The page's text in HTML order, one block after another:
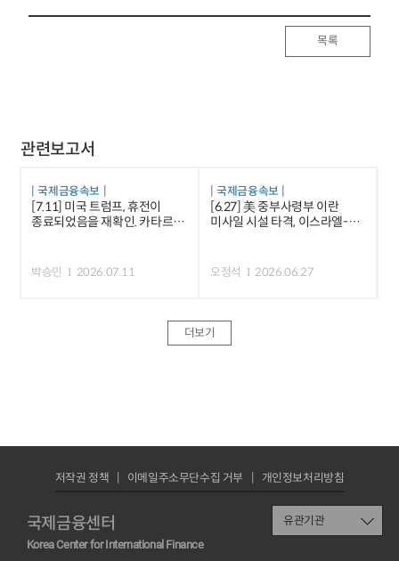
목록
관련보고서
국제금융속보
[7.11] 미국 트럼프, 휴전이
종료되었음을 재확인. 카타르 등
박승민 2026.07.11
국제금융속보
[6.27] 美 중부사령부 이란
미사일 시설 타격, 이스라엘-
오정석 2026.06.27
더보기
국제금융센터
Korea Center for International Finance
저작권 정책 이메일주소무단수집 거부 개인정보처리방침
유관기관